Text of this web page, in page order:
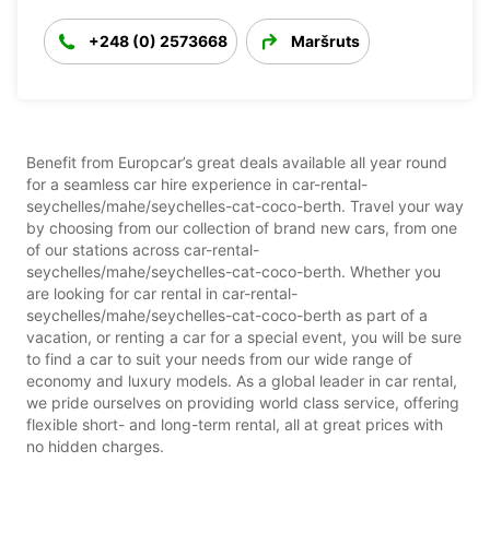
+248 (0) 2573668 Maršruts
Benefit from Europcar’s great deals available all year round
for a seamless car hire experience in car-rental-
seychelles/mahe/seychelles-cat-coco-berth. Travel your way
by choosing from our collection of brand new cars, from one
of our stations across car-rental-
seychelles/mahe/seychelles-cat-coco-berth. Whether you
are looking for car rental in car-rental-
seychelles/mahe/seychelles-cat-coco-berth as part of a
vacation, or renting a car for a special event, you will be sure
to find a car to suit your needs from our wide range of
economy and luxury models. As a global leader in car rental,
we pride ourselves on providing world class service, offering
flexible short- and long-term rental, all at great prices with
no hidden charges.